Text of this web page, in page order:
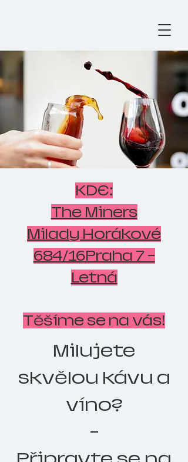
KDE:
The Miners
Milady Horákové
684/16Praha 7 -
Letná
Těšíme se na vás!
Milujete
skvělou kávu a
víno?
-